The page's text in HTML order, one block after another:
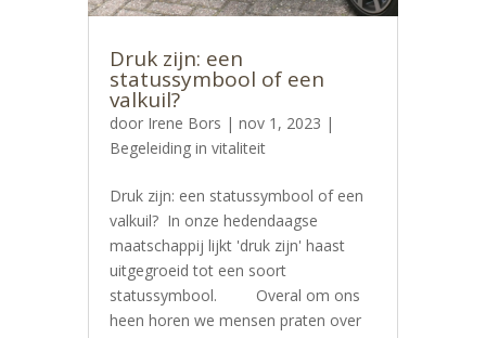
Druk zijn: een
statussymbool of een
valkuil?
door Irene Bors | nov 1, 2023 |
Begeleiding in vitaliteit
Druk zijn: een statussymbool of een
valkuil? In onze hedendaagse
maatschappij lijkt 'druk zijn' haast
uitgegroeid tot een soort
statussymbool. Overal om ons
heen horen we mensen praten over